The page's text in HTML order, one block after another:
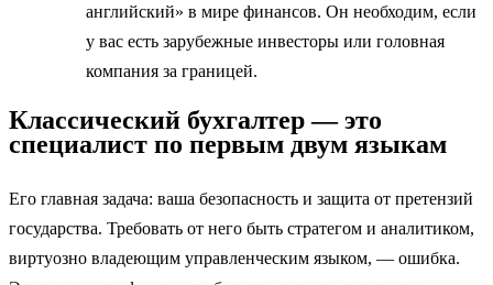
английский» в мире финансов. Он необходим, если
у вас есть зарубежные инвесторы или головная
компания за границей.
Классический бухгалтер — это
специалист по первым двум языкам
Его главная задача: ваша безопасность и защита от претензий
государства. Требовать от него быть стратегом и аналитиком,
виртуозно владеющим управленческим языком, — ошибка.